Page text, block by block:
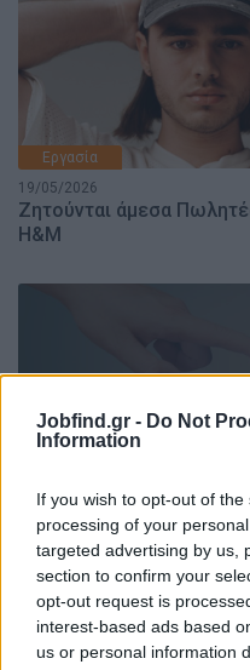
Jobfind.gr - Do Not
Information
If you wish to opt-out of
processing of your
targeted advertising by us,
section to confirm your
opt-out request is
interest-based ads based
us or personal information
Εργασία
19/05/2026
Ζητούνται άμεσα
H&M
Πώς να οργανώσω τη